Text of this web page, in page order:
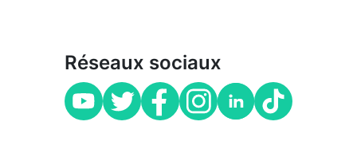
Réseaux sociaux